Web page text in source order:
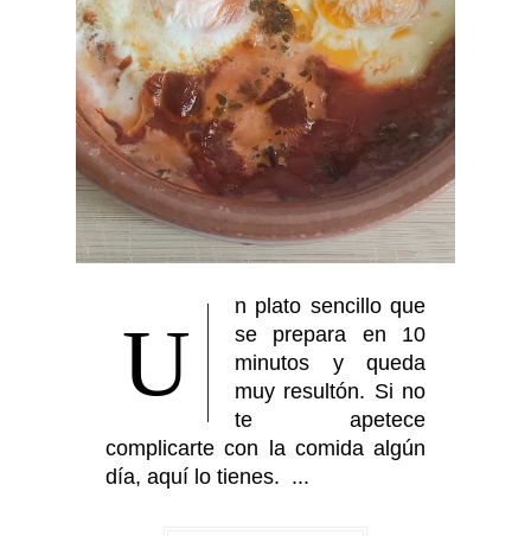
U
n plato sencillo que
se prepara en 10
minutos y queda
muy resultón. Si no
te apetece
complicarte con la comida algún
día, aquí lo tienes. ...